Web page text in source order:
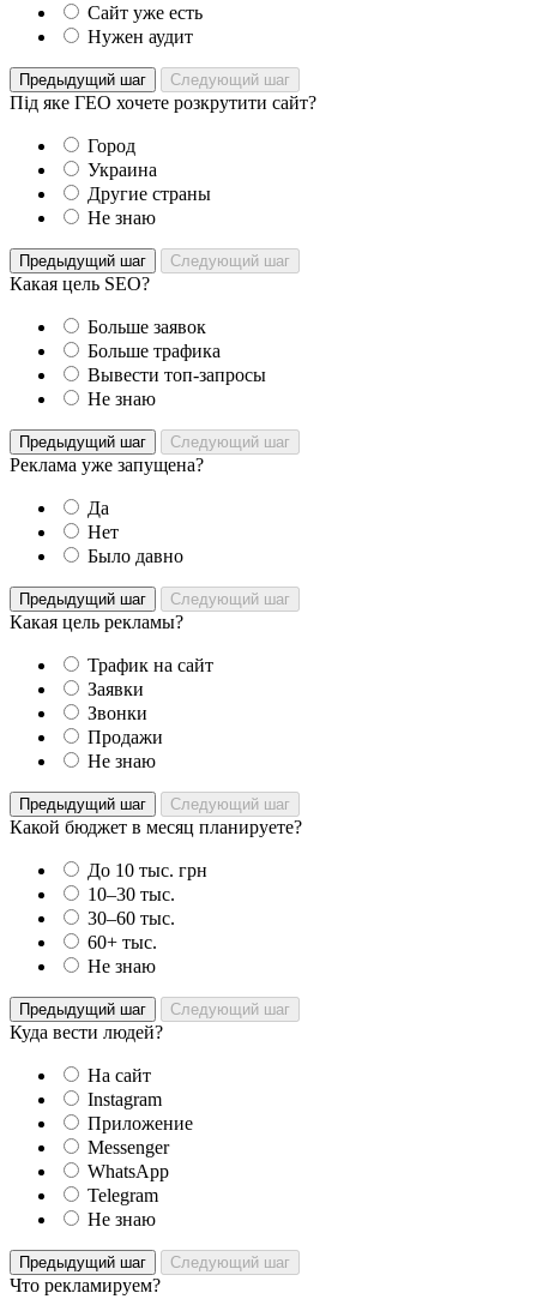
Сайт уже есть
Нужен аудит
Предыдущий шаг Следующий шаг
Під яке ГЕО хочете розкрутити сайт?
Город
Украина
Другие страны
Не знаю
Предыдущий шаг Следующий шаг
Какая цель SEO?
Больше заявок
Больше трафика
Вывести топ-запросы
Не знаю
Предыдущий шаг Следующий шаг
Реклама уже запущена?
Да
Нет
Было давно
Предыдущий шаг Следующий шаг
Какая цель рекламы?
Трафик на сайт
Заявки
Звонки
Продажи
Не знаю
Предыдущий шаг Следующий шаг
Какой бюджет в месяц планируете?
До 10 тыс. грн
10–30 тыс.
30–60 тыс.
60+ тыс.
Не знаю
Предыдущий шаг Следующий шаг
Куда вести людей?
На сайт
Instagram
Приложение
Messenger
WhatsApp
Telegram
Не знаю
Предыдущий шаг Следующий шаг
Что рекламируем?